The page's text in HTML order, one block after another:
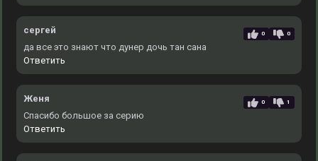
сергей 0 0
да все это знают что дунер дочь тан сана
Ответить
Женя 0 1
Спасибо большое за серию
Ответить